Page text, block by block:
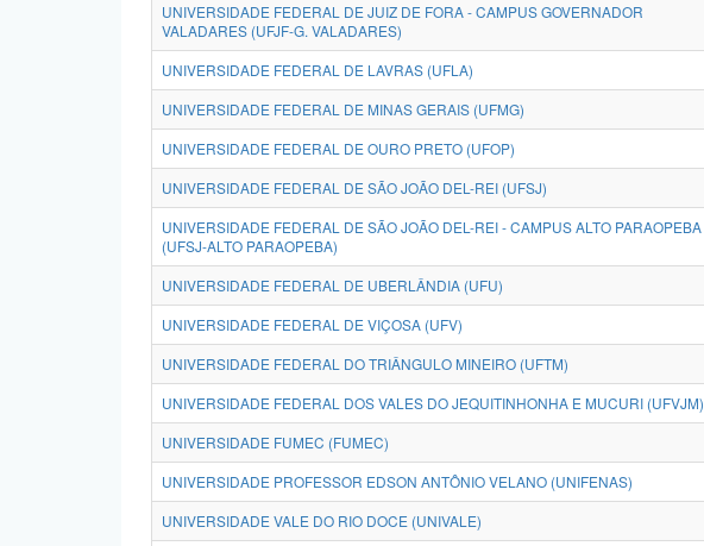
UNIVERSIDADE FEDERAL DE JUIZ DE FORA - CAMPUS GOVERNADOR
VALADARES (UFJF-G. VALADARES)
UNIVERSIDADE FEDERAL DE LAVRAS (UFLA)
UNIVERSIDADE FEDERAL DE MINAS GERAIS (UFMG)
UNIVERSIDADE FEDERAL DE OURO PRETO (UFOP)
UNIVERSIDADE FEDERAL DE SÃO JOÃO DEL-REI (UFSJ)
UNIVERSIDADE FEDERAL DE SÃO JOÃO DEL-REI - CAMPUS ALTO PARAOPEBA
(UFSJ-ALTO PARAOPEBA)
UNIVERSIDADE FEDERAL DE UBERLÂNDIA (UFU)
UNIVERSIDADE FEDERAL DE VIÇOSA (UFV)
UNIVERSIDADE FEDERAL DO TRIÂNGULO MINEIRO (UFTM)
UNIVERSIDADE FEDERAL DOS VALES DO JEQUITINHONHA E MUCURI (UFVJM)
UNIVERSIDADE FUMEC (FUMEC)
UNIVERSIDADE PROFESSOR EDSON ANTÔNIO VELANO (UNIFENAS)
UNIVERSIDADE VALE DO RIO DOCE (UNIVALE)